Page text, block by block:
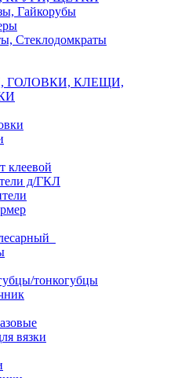
Гайкорубы
Стеклодомкраты
ГОЛОВКИ, КЛЕЩИ,
клеевой
д/ГКЛ
тонкогубцы
вязки